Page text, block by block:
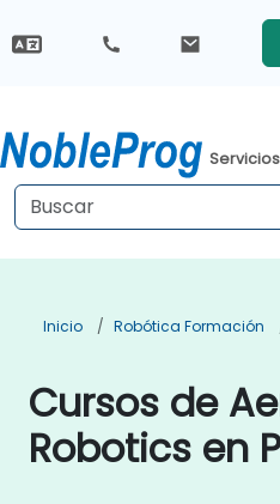
Inicio Robótica Formación
Cursos de
Robotics en